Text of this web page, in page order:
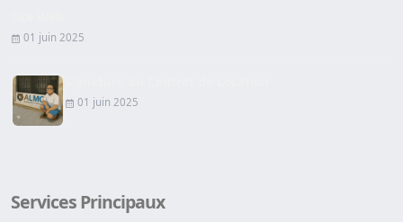
01 juin 2025
01 juin 2025
Services Principaux